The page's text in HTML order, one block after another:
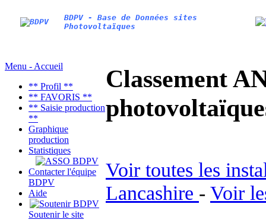
BDPV - Base de Données sites
Photovoltaïques
Menu - Accueil
** Profil **
** FAVORIS **
** Saisie production
**
Graphique
production
Statistiques
Contacter l'équipe
BDPV
Aide
Soutenir le site
Classement
Voir toutes les
Lancashire - Voir